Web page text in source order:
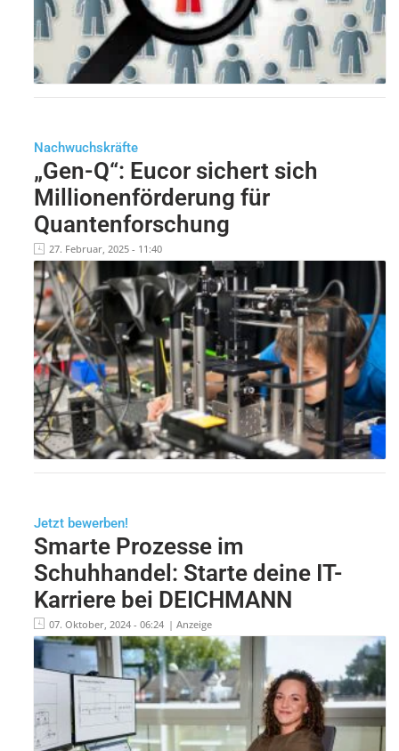
Nachwuchskräfte
„Gen-Q“: Eucor sichert sich
Millionenförderung für
Quantenforschung
27. Februar, 2025 - 11:40
Jetzt bewerben!
Smarte Prozesse im
Schuhhandel: Starte deine IT-
Karriere bei DEICHMANN
07. Oktober, 2024 - 06:24 | Anzeige